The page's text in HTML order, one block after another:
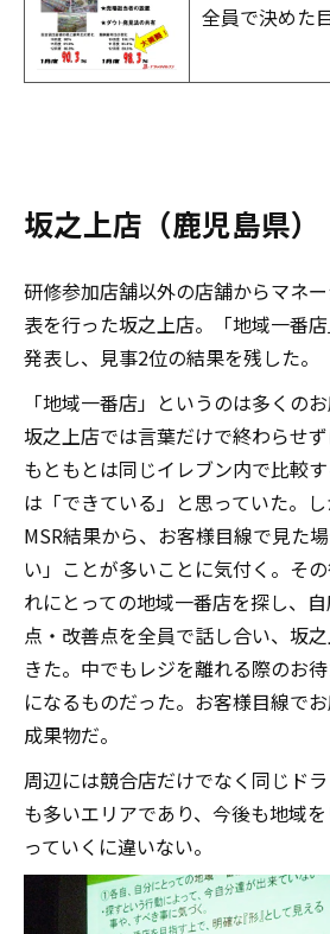
全員で決めた
坂之上店（鹿児島県）
研修参加店舗以外の店舗からマネ
表を行った坂之上店。「地域一番
発表し、見事2位の結果を残した。
「地域一番店」というのは多くの
坂之上店では言葉だけで終わらせず
もともとは同じイレブン内で比較
は「できている」と思っていた。
MSR結果から、お客様目線で見た
い」ことが多いことに気付く。そ
れにとっての地域一番店を探し、
点・改善点を全員で話し合い、坂
きた。中でもレジを離れる際のお
になるものだった。お客様目線で
成果物だ。
周辺には競合店だけでなく同じド
も多いエリアであり、今後も地域
っていくに違いない。